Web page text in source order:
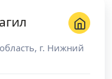
, г. Нижний